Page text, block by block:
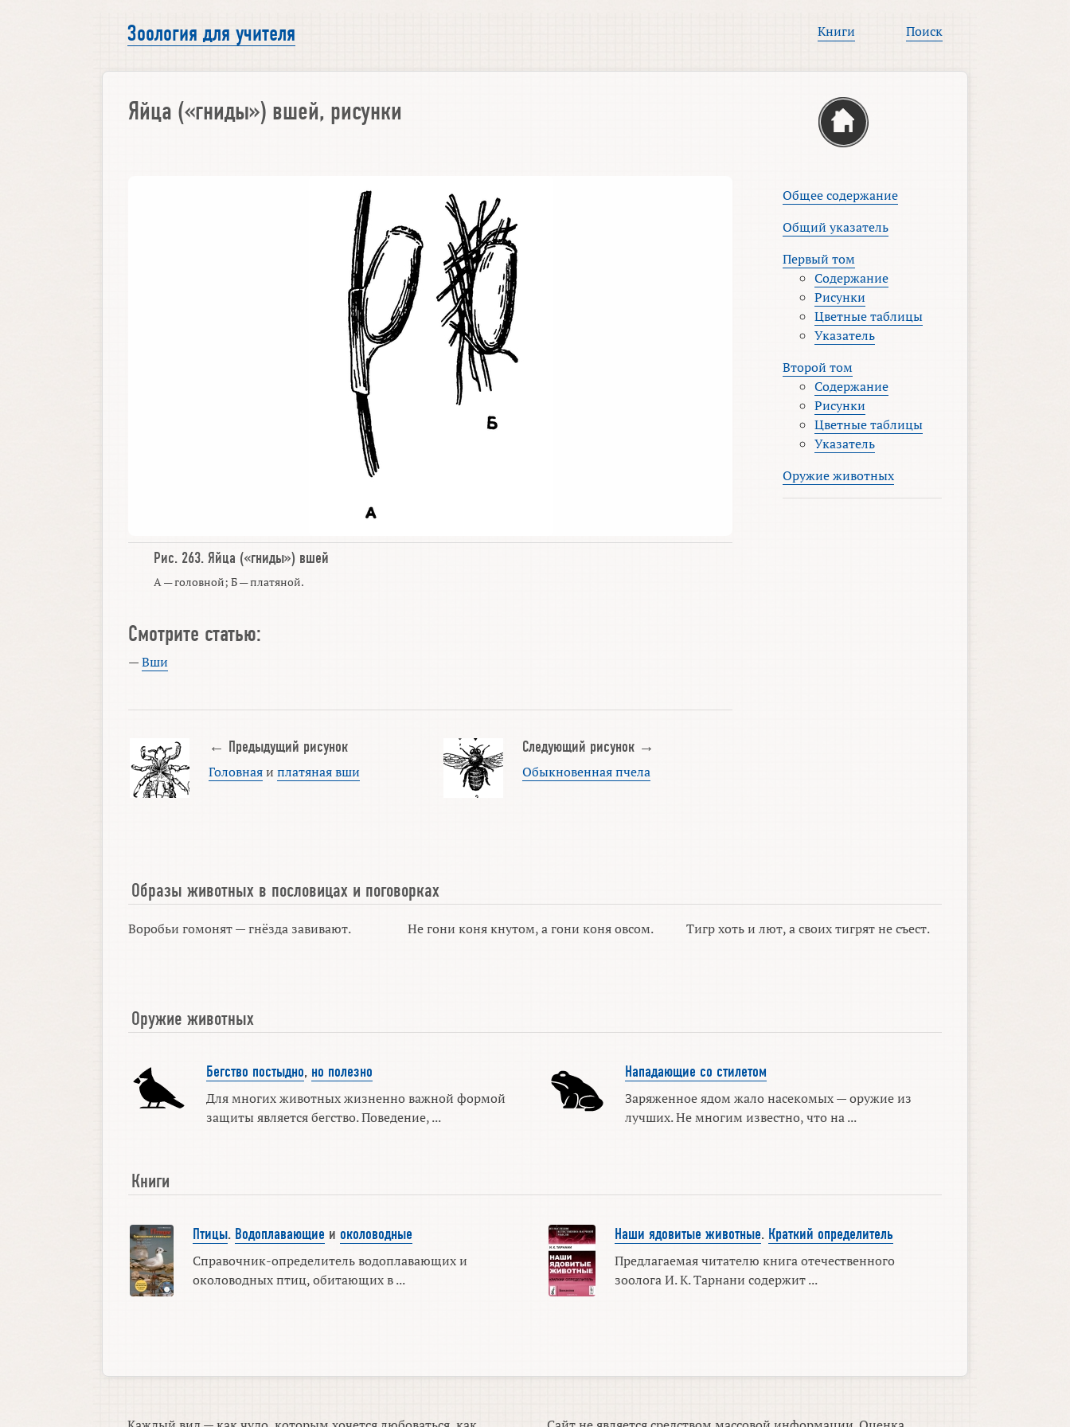
Зоология для учителя Книги Поиск
Яйца («гниды») вшей, рисунки
Рис. 263.Яйца («гниды») вшей
А — головной; Б — платяной.
Смотрите статью:
—Вши
← Предыдущий рисунок
Головнаяи платяная вши
Следующий рисунок →
Обыкновенная пчела
Общее содержание
Общий указатель
Первый том
Содержание
Рисунки
Цветные таблицы
Указатель
Второй том
Содержание
Рисунки
Цветные таблицы
Указатель
Оружие животных
Образы животных в пословицах и поговорках
Воробьи гомонят — гнёзда завивают. Не гони коня кнутом, а гони коня овсом. Тигр хоть и лют, а своих тигрят не съест.
Оружие животных
Бегство постыдно, но полезно
Для многих животных жизненно важной формой
защиты является бегство. Поведение, ...
Нападающие со стилетом
Заряженное ядом жало насекомых — оружие из
лучших. Не многим известно, что на ...
Книги
Птицы. Водоплавающие и околоводные
Справочник-определитель водоплавающих и
околоводных птиц, обитающих в ...
Наши ядовитые животные. Краткий определитель
Предлагаемая читателю книга отечественного
зоолога И. К. Тарнани содержит ...